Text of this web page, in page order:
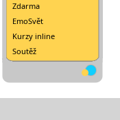
Zdarma
EmoSvět
Kurzy inline
Soutěž